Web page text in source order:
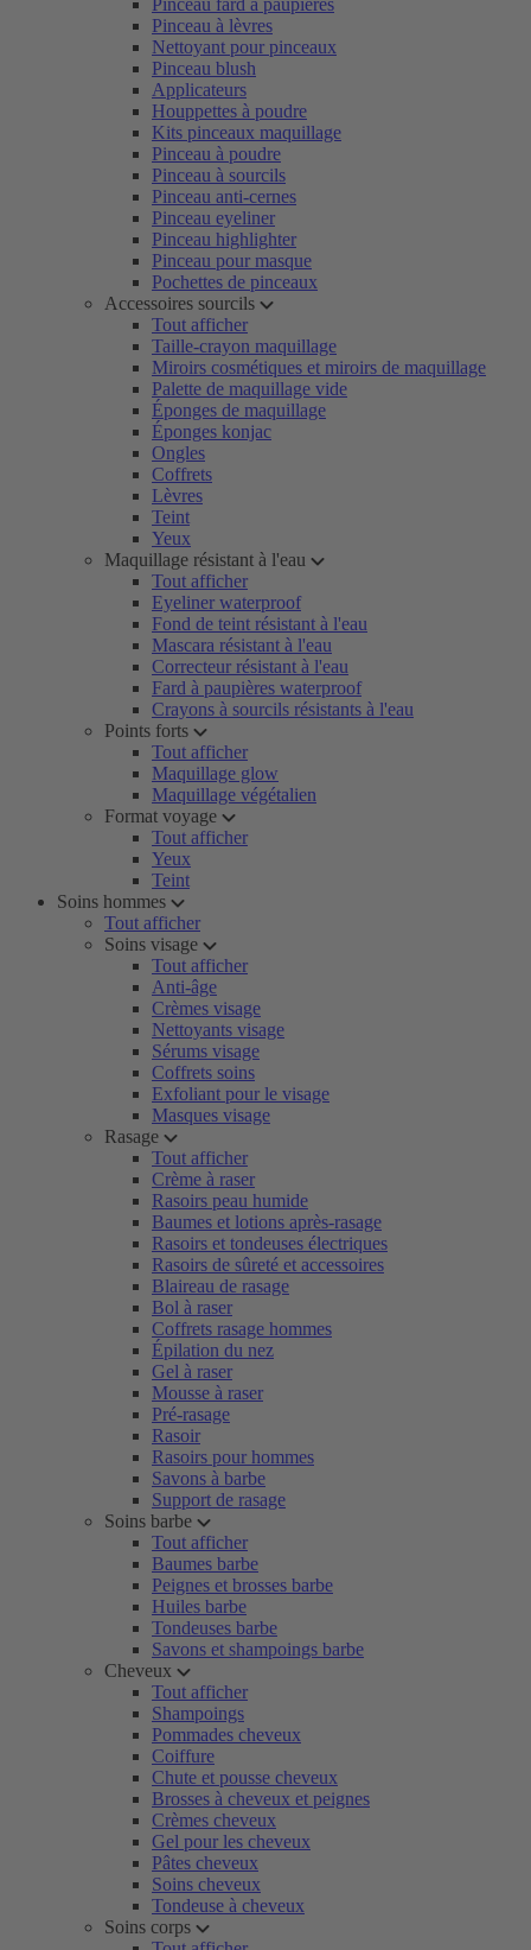
Pinceau fard à paupières
Pinceau à lèvres
Nettoyant pour pinceaux
Pinceau blush
Applicateurs
Houppettes à poudre
Kits pinceaux maquillage
Pinceau à poudre
Pinceau à sourcils
Pinceau anti-cernes
Pinceau eyeliner
Pinceau highlighter
Pinceau pour masque
Pochettes de pinceaux
Accessoires sourcils
Tout afficher
Taille-crayon maquillage
Miroirs cosmétiques et miroirs de maquillage
Palette de maquillage vide
Éponges de maquillage
Éponges konjac
Ongles
Coffrets
Lèvres
Teint
Yeux
Maquillage résistant à l'eau
Tout afficher
Eyeliner waterproof
Fond de teint résistant à l'eau
Mascara résistant à l'eau
Correcteur résistant à l'eau
Fard à paupières waterproof
Crayons à sourcils résistants à l'eau
Points forts
Tout afficher
Maquillage glow
Maquillage végétalien
Format voyage
Tout afficher
Yeux
Teint
Soins hommes
Tout afficher
Soins visage
Tout afficher
Anti-âge
Crèmes visage
Nettoyants visage
Sérums visage
Coffrets soins
Exfoliant pour le visage
Masques visage
Rasage
Tout afficher
Crème à raser
Rasoirs peau humide
Baumes et lotions après-rasage
Rasoirs et tondeuses électriques
Rasoirs de sûreté et accessoires
Blaireau de rasage
Bol à raser
Coffrets rasage hommes
Épilation du nez
Gel à raser
Mousse à raser
Pré-rasage
Rasoir
Rasoirs pour hommes
Savons à barbe
Support de rasage
Soins barbe
Tout afficher
Baumes barbe
Peignes et brosses barbe
Huiles barbe
Tondeuses barbe
Savons et shampoings barbe
Cheveux
Tout afficher
Shampoings
Pommades cheveux
Coiffure
Chute et pousse cheveux
Brosses à cheveux et peignes
Crèmes cheveux
Gel pour les cheveux
Pâtes cheveux
Soins cheveux
Tondeuse à cheveux
Soins corps